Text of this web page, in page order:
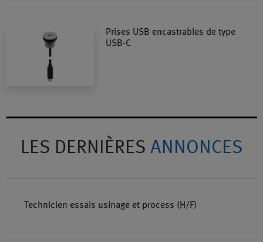
Prises USB encastrables de type
USB-C
LES DERNIÈRES ANNONCES
Technicien essais usinage et process (H/F)